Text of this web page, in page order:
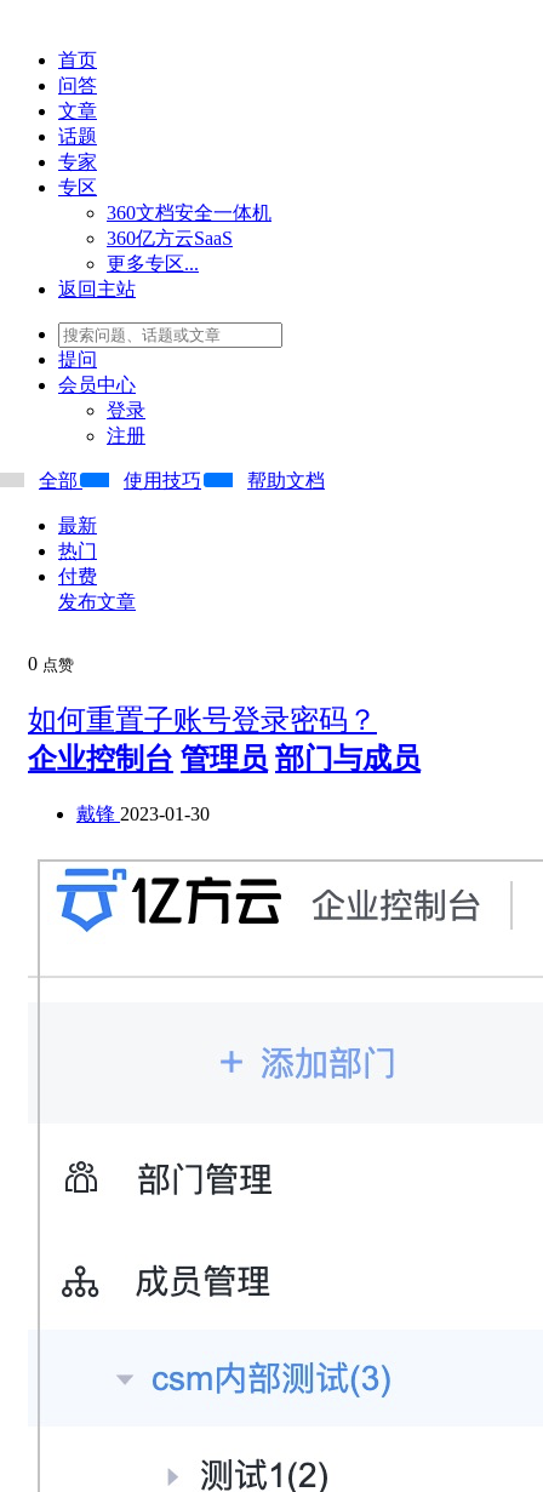
首页
问答
文章
话题
专家
专区
360文档安全一体机
360亿方云SaaS
更多专区...
返回主站
提问
会员中心
登录
注册
全部 使用技巧 帮助文档
最新
热门
付费
发布文章
0 点赞
如何重置子账号登录密码？
企业控制台 管理员 部门与成员
戴锋 2023-01-30